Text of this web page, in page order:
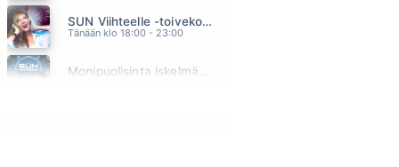
SUN Viihteelle -toivekonsertti
Tänään klo 18:00 - 23:00